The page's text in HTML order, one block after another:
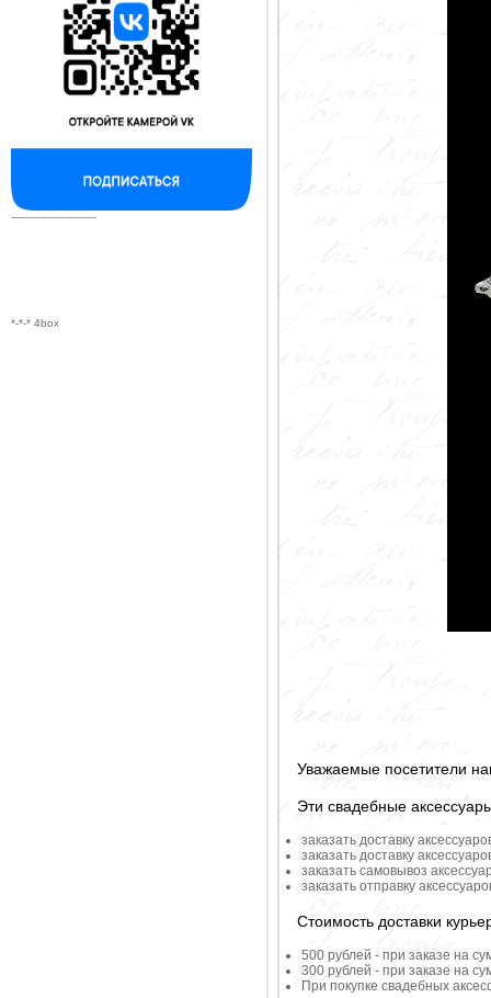
--------------------------
*-*-* 4box
Уважаемые посетители
Эти свадебные
заказать доставку
заказать доставку
заказать самовывоз
заказать отправку
Стоимость доставки
500 рублей - при заказе на
300 рублей - при заказе на
При покупке свадебных